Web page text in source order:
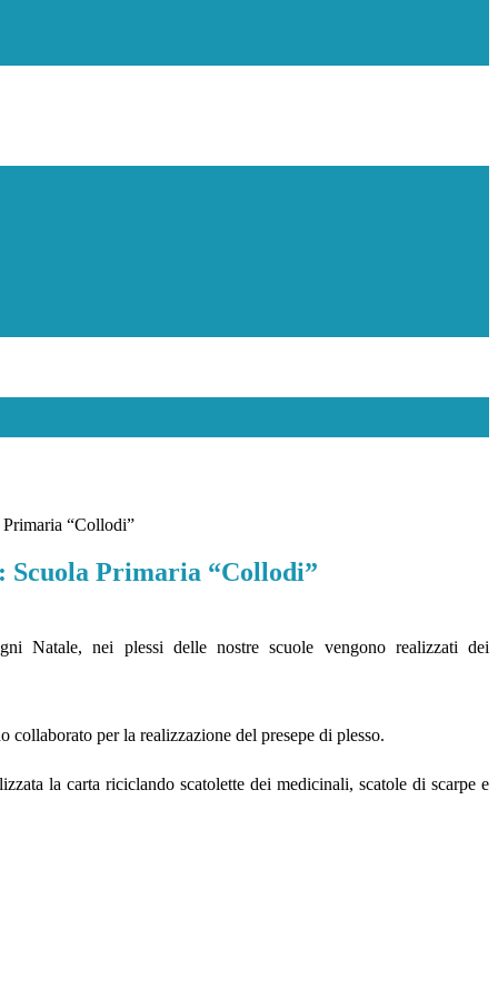
Primaria “Collodi”
Scuola Primaria “Collodi”
Natale, nei plessi delle nostre scuole vengono realizzati dei
per la realizzazione del presepe di plesso.
la carta riciclando scatolette dei medicinali, scatole di scarpe e